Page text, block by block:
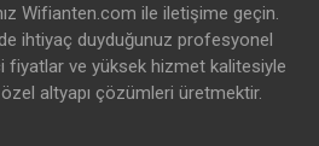
Wifianten.com ile iletişime geçin.
ihtiyaç duyduğunuz profesyonel
fiyatlar ve yüksek hizmet kalitesiyle
altyapı çözümleri üretmektir.